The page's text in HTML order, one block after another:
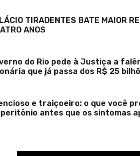
TIRADENTES BATE MAIOR
ANOS
do Rio pede à Justiça a
que já passa dos R$ 25
e traiçoeiro: o que você
antes que os sintomas